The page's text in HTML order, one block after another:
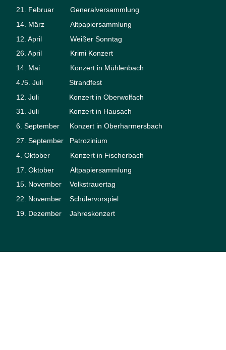
21. Februar Generalversammlung
14. März Altpapiersammlung
12. April Weißer Sonntag
26. April Krimi Konzert
14. Mai Konzert in Mühlenbach
4./5. Juli Strandfest
12. Juli Konzert in Oberwolfach
31. Juli Konzert in Hausach
6. September Konzert in Oberharmersbach
27. September Patrozinium
4. Oktober Konzert in Fischerbach
17. Oktober Altpapiersammlung
15. November Volkstrauertag
22. November Schülervorspiel
19. Dezember Jahreskonzert